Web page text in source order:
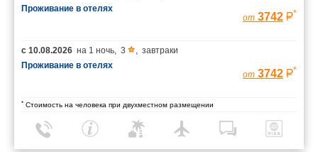
Проживание в отелях
от 3742 *
с 10.08.2026 на 1 ночь, 3 , завтраки
Проживание в отелях
от 3742 *
* Стоимость на человека при двухместном размещении